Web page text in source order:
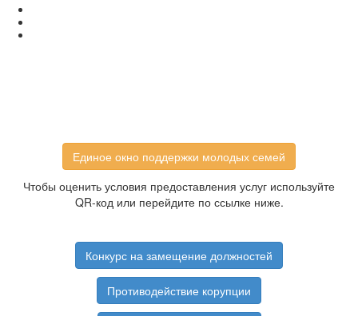
Единое окно поддержки молодых семей
Чтобы оценить условия предоставления услуг используйте
QR-код или перейдите по ссылке ниже.
Конкурс на замещение должностей
Противодействие корупции